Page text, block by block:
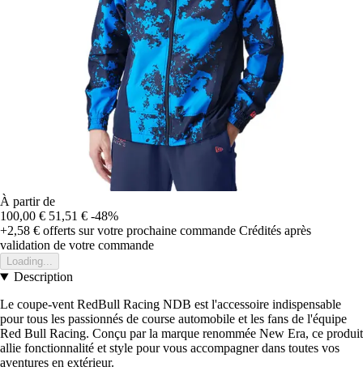
À partir de
100,00 € 51,51 € -48%
+2,58 € offerts sur votre prochaine commande Crédités après
validation de votre commande
Loading...
Description
Le coupe-vent RedBull Racing NDB est l'accessoire indispensable
pour tous les passionnés de course automobile et les fans de l'équipe
Red Bull Racing. Conçu par la marque renommée New Era, ce produit
allie fonctionnalité et style pour vous accompagner dans toutes vos
aventures en extérieur.